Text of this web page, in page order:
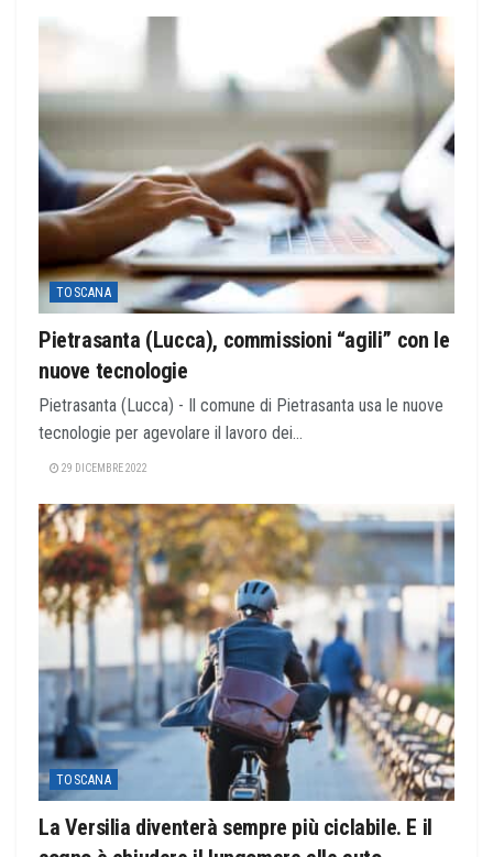
TOSCANA
Pietrasanta (Lucca), commissioni “agili” con le
nuove tecnologie
Pietrasanta (Lucca) - Il comune di Pietrasanta usa le nuove
tecnologie per agevolare il lavoro dei...
29 DICEMBRE 2022
TOSCANA
La Versilia diventerà sempre più ciclabile. E il